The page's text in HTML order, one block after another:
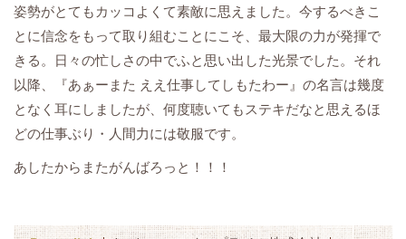
姿勢がとてもカッコよくて素敵に思えました。今するべきこ
とに信念をもって取り組むことにこそ、最大限の力が発揮で
きる。日々の忙しさの中でふと思い出した光景でした。それ
以降、『あぁーまた ええ仕事してしもたわー』の名言は幾度
となく耳にしましたが、何度聴いてもステキだなと思えるほ
どの仕事ぶり・人間力には敬服です。
あしたからまたがんばろっと！！！